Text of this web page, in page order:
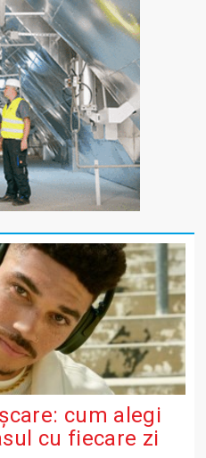
cum alegi
cu fiecare zi